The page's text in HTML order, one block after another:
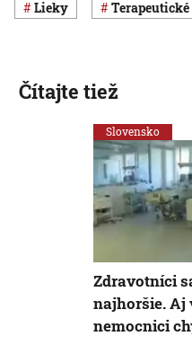
lieky
Čítajte tiež
Slovensko
Zdravotníci
najhoršie. Aj
nemocnici